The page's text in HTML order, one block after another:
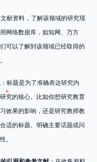
献资料，了解该领域的研究现
网络数据库，如知网、万方
可以了解到该领域已经取得的
：标题是为了准确表达研究内
究的核心。比如你想研究教育
效果的影响，还是研究教师教
适的标题。明确主要话题或问
。